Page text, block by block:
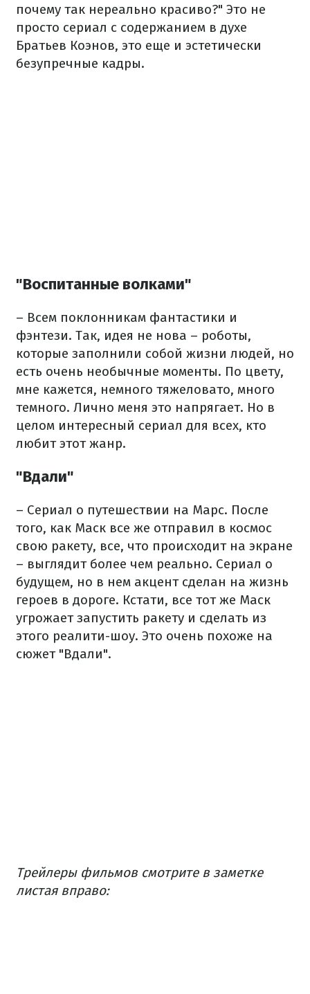
почему так нереально красиво?" Это не
просто сериал с содержанием в духе
Братьев Коэнов, это еще и эстетически
безупречные кадры.
"Воспитанные волками"
– Всем поклонникам фантастики и
фэнтези. Так, идея не нова – роботы,
которые заполнили собой жизни людей, но
есть очень необычные моменты. По цвету,
мне кажется, немного тяжеловато, много
темного. Лично меня это напрягает. Но в
целом интересный сериал для всех, кто
любит этот жанр.
"Вдали"
– Сериал о путешествии на Марс. После
того, как Маск все же отправил в космос
свою ракету, все, что происходит на экране
– выглядит более чем реально. Сериал о
будущем, но в нем акцент сделан на жизнь
героев в дороге. Кстати, все тот же Маск
угрожает запустить ракету и сделать из
этого реалити-шоу. Это очень похоже на
сюжет "Вдали".
Трейлеры фильмов смотрите в заметке
листая вправо: